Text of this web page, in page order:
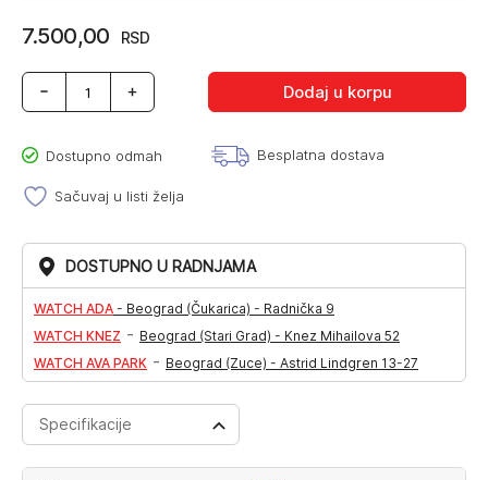
7.500,00 RSD
Casio
MTP-
3A
količina
Dodaj u korpu
Dostupno odmah Besplatna dostava
Sačuvaj u listi želja
DOSTUPNO U RADNJAMA
WATCH ADA - Beograd (Čukarica) - Radnička 9
WATCH KNEZ - Beograd (Stari Grad) - Knez Mihailova 52
WATCH AVA PARK - Beograd (Zuce) - Astrid Lindgren 13-27
Specifikacije